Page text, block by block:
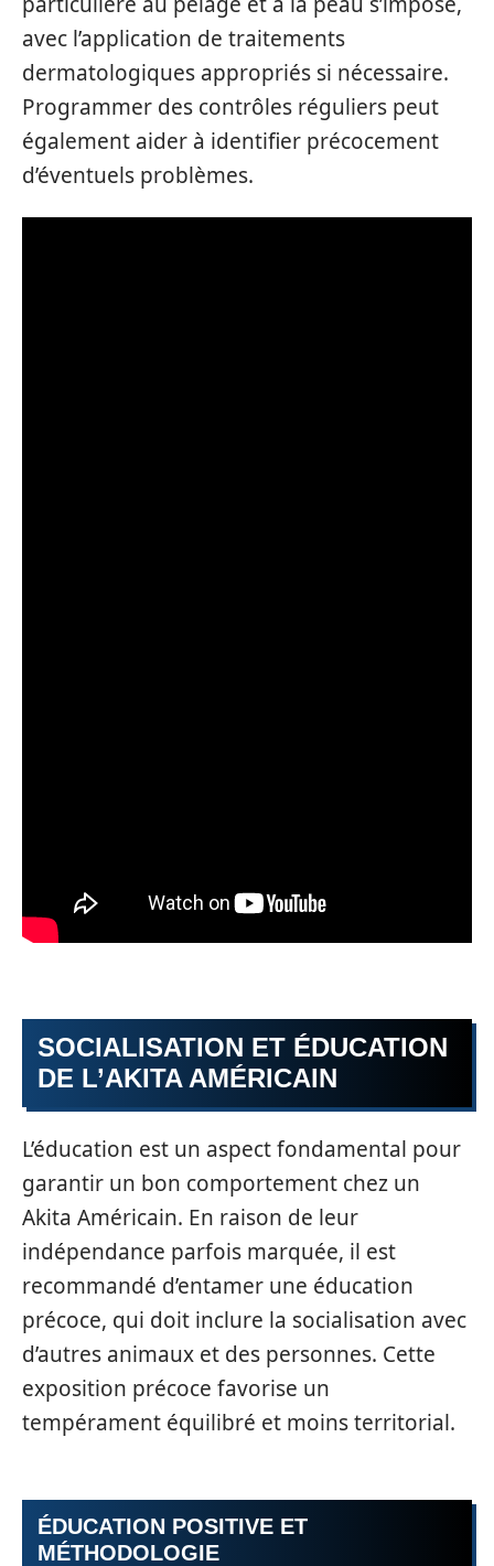
avec l’application de traitements
dermatologiques appropriés si nécessaire.
Programmer des contrôles réguliers peut
également aider à identifier précocement
d’éventuels problèmes.
SOCIALISATION ET ÉDUCATION
DE L’AKITA AMÉRICAIN
L’éducation est un aspect fondamental pour
garantir un bon comportement chez un
Akita Américain. En raison de leur
indépendance parfois marquée, il est
recommandé d’entamer une éducation
précoce, qui doit inclure la socialisation avec
d’autres animaux et des personnes. Cette
exposition précoce favorise un
tempérament équilibré et moins territorial.
ÉDUCATION POSITIVE ET
MÉTHODOLOGIE